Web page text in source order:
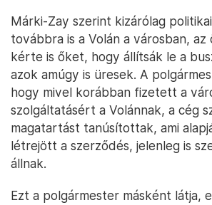
Márki-Zay szerint kizárólag
továbbra is a Volán a városban,
kérte is őket, hogy állítsák le a
azok amúgy is üresek. A
hogy mivel korábban fizetett a
szolgáltatásért a Volánnak, a cég
magatartást tanúsítottak, ami
létrejött a szerződés, jelenleg is
állnak.
Ezt a polgármester másként látja,